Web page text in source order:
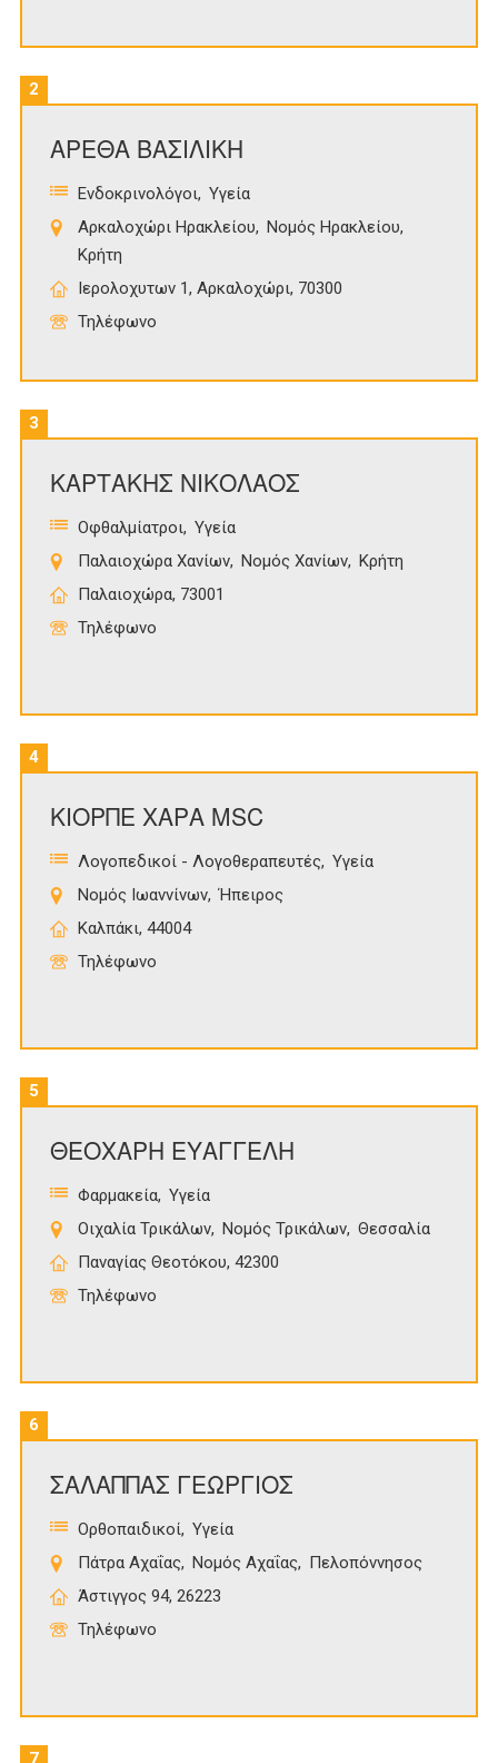
2
ΑΡΕΘΑ ΒΑΣΙΛΙΚΗ
Ενδοκρινολόγοι Υγεία
Αρκαλοχώρι Ηρακλείου
Νομός Ηρακλείου
Κρήτη
Ιερολοχυτων 1, Αρκαλοχώρι, 70300
Τηλέφωνο
3
ΚΑΡΤΑΚΗΣ ΝΙΚΟΛΑΟΣ
Οφθαλμίατροι Υγεία
Παλαιοχώρα Χανίων
Νομός Χανίων
Κρήτη
Παλαιοχώρα, 73001
Τηλέφωνο
4
ΚΙΟΡΠΕ ΧΑΡΑ MSC
Λογοπεδικοί - Λογοθεραπευτές
Υγεία
Νομός Ιωαννίνων Ήπειρος
Καλπάκι, 44004
Τηλέφωνο
5
ΘΕΟΧΑΡΗ ΕΥΑΓΓΕΛΗ
Φαρμακεία Υγεία
Οιχαλία Τρικάλων
Νομός Τρικάλων Θεσσαλία
Παναγίας Θεοτόκου, 42300
Τηλέφωνο
6
ΣΑΛΑΠΠΑΣ ΓΕΩΡΓΙΟΣ
Ορθοπαιδικοί Υγεία
Πάτρα Αχαΐας
Νομός Αχαΐας
Πελοπόννησος
Άστιγγος 94, 26223
Τηλέφωνο
7